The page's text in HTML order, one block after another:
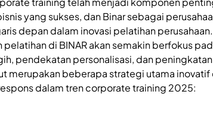
yang sukses, dan Binar sebagai
depan dalam inovasi pelatihan
di BINAR akan semakin berfokus
pendekatan personalisasi, dan peningkatan
merupakan beberapa strategi utama inovatif
dalam tren corporate training 2025: